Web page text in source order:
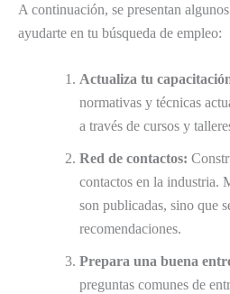
A continuación, se presentan
ayudarte en tu búsqueda de empleo:
Actualiza tu
normativas y técnicas
a través de cursos y
Red de contactos:
contactos en la industria.
son publicadas, sino que
recomendaciones.
Prepara una buena
preguntas comunes de